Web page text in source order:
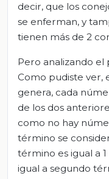
decir, que los
se enferman, y
tienen más de 2
Pero analizando
Como pudiste ver,
genera, cada
de los dos
como no hay
término se
término es igual a
igual a segundo